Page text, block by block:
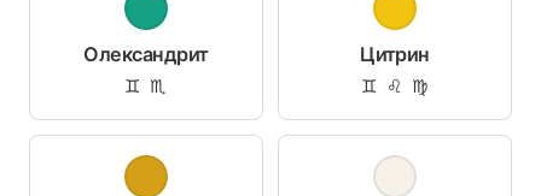
Олександрит
♊ ♏
Цитрин
♊ ♌ ♍